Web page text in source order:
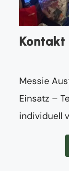
Kontakt
Messie
Einsatz –
individuell